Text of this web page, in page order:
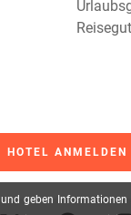
und geben Informationen
HOTEL ANMELDEN